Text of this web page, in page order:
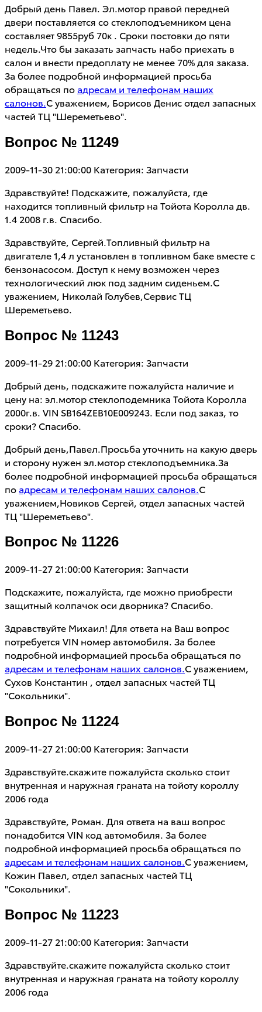
Добрый день Павел. Эл.мотор правой передней
двери поставляется со стеклоподъемником цена
составляет 9855руб 70к . Сроки постовки до пяти
недель.Что бы заказать запчасть набо приехать в
салон и внести предоплату не менее 70% для заказа.
За более подробной информацией просьба
обращаться по адресам и телефонам наших
салонов.С уважением, Борисов Денис отдел запасных
частей ТЦ "Шереметьево".
Вопрос № 11249
2009-11-30 21:00:00 Категория: Запчасти
Здравствуйте! Подскажите, пожалуйста, где
находится топливный фильтр на Тойота Королла дв.
1.4 2008 г.в. Спасибо.
Здравствуйте, Сергей.Топливный фильтр на
двигателе 1,4 л установлен в топливном баке вместе с
бензонасосом. Доступ к нему возможен через
технологический люк под задним сиденьем.С
уважением, Николай Голубев,Сервис ТЦ
Шереметьево.
Вопрос № 11243
2009-11-29 21:00:00 Категория: Запчасти
Добрый день, подскажите пожалуйста наличие и
цену на: эл.мотор стеклоподемника Тойота Королла
2000г.в. VIN SB164ZEB10E009243. Если под заказ, то
сроки? Спасибо.
Добрый день,Павел.Просьба уточнить на какую дверь
и сторону нужен эл.мотор стеклоподъемника.За
более подробной информацией просьба обращаться
по адресам и телефонам наших салонов. С
уважением,Новиков Сергей, отдел запасных частей
ТЦ "Шереметьево".
Вопрос № 11226
2009-11-27 21:00:00 Категория: Запчасти
Подскажите, пожалуйста, где можно приобрести
защитный колпачок оси дворника? Спасибо.
Здравствуйте Михаил! Для ответа на Ваш вопрос
потребуется VIN номер автомобиля. За более
подробной информацией просьба обращаться по
адресам и телефонам наших салонов.С уважением,
Сухов Константин , отдел запасных частей ТЦ
"Сокольники".
Вопрос № 11224
2009-11-27 21:00:00 Категория: Запчасти
Здравствуйте.скажите пожалуйста сколько стоит
внутренная и наружная граната на тойоту короллу
2006 года
Здравствуйте, Роман. Для ответа на ваш вопрос
понадобится VIN код автомобиля. За более
подробной информацией просьба обращаться по
адресам и телефонам наших салонов.С уважением,
Кожин Павел, отдел запасных частей ТЦ
"Сокольники".
Вопрос № 11223
2009-11-27 21:00:00 Категория: Запчасти
Здравствуйте.скажите пожалуйста сколько стоит
внутренная и наружная граната на тойоту короллу
2006 года